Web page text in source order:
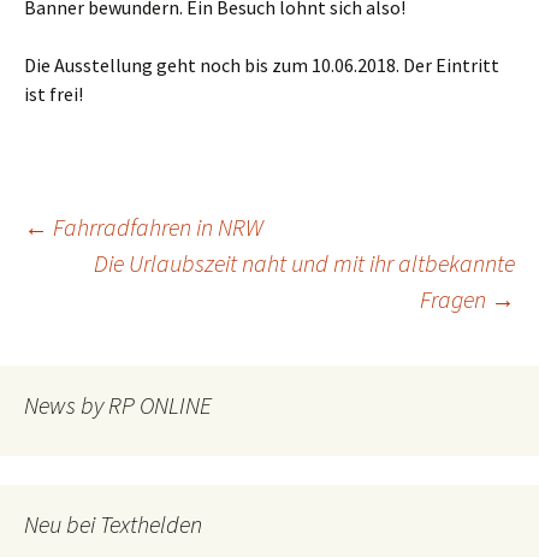
Banner bewundern. Ein Besuch lohnt sich also!
Die Ausstellung geht noch bis zum 10.06.2018. Der Eintritt
ist frei!
Beitragsnavigation
← Fahrradfahren in NRW
Die Urlaubszeit naht und mit ihr altbekannte
Fragen →
News by RP ONLINE
Neu bei Texthelden